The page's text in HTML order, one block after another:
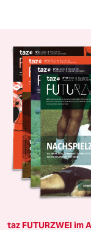
taz FUTURZWEI im